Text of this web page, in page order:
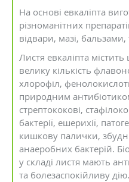
На основі евкаліпта
різноманітних
відвари, мазі,
Листя евкаліпта
велику кількість
хлорофіл,
природним
стрептококові,
бактерії, ешерихії,
кишкову палички,
анаеробних бактерій.
у складі листя мають
та болезаспокійливу дію.